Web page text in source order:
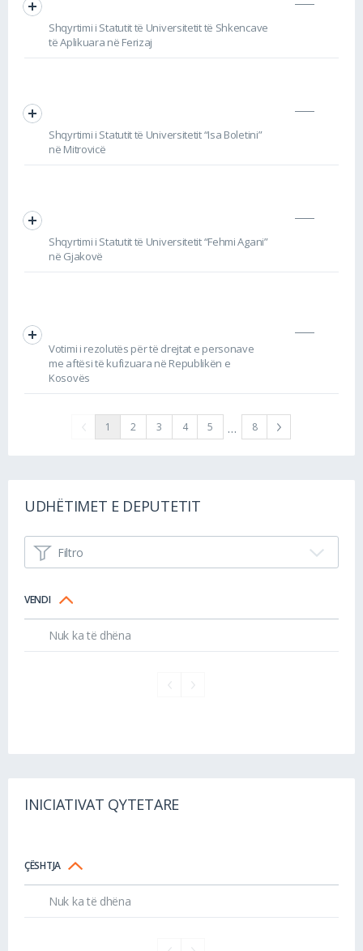
Shqyrtimi i Statutit të Universitetit të Shkencave
të Aplikuara në Ferizaj
Shqyrtimi i Statutit të Universitetit “Isa Boletini”
në Mitrovicë
Shqyrtimi i Statutit të Universitetit “Fehmi Agani”
në Gjakovë
Votimi i rezolutës për të drejtat e personave
me aftësi të kufizuara në Republikën e
Kosovës
1 2 3 4 5 … 8
UDHËTIMET E DEPUTETIT
Filtro
VENDI
Nuk ka të dhëna
INICIATIVAT QYTETARE
ÇËSHTJA
Nuk ka të dhëna